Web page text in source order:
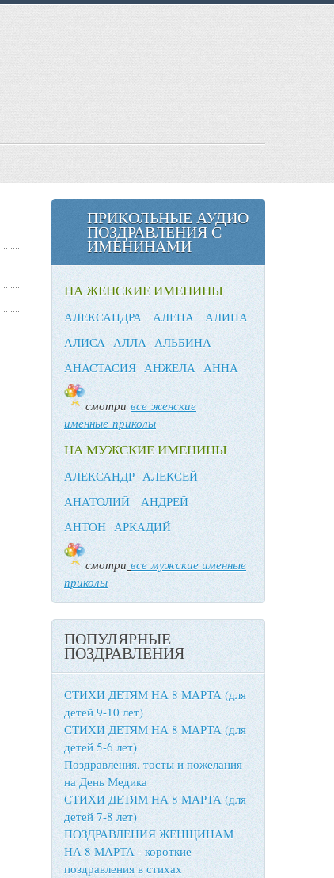
ПРИКОЛЬНЫЕ АУДИО
ПОЗДРАВЛЕНИЯ С
ИМЕНИНАМИ
НА ЖЕНСКИЕ ИМЕНИНЫ
АЛЕКСАНДРА АЛЕНА
АЛИНА
АЛИСА АЛЛА АЛЬБИНА
АНАСТАСИЯ АНЖЕЛА АННА
смотри все женские
именные приколы
НА МУЖСКИЕ ИМЕНИНЫ
АЛЕКСАНДР АЛЕКСЕЙ
АНАТОЛИЙ
АНДРЕЙ
АНТОН АРКАДИЙ
смотри все мужские именные
приколы
ПОПУЛЯРНЫЕ
ПОЗДРАВЛЕНИЯ
СТИХИ ДЕТЯМ НА 8 МАРТА (для
детей 9-10 лет)
СТИХИ ДЕТЯМ НА 8 МАРТА (для
детей 5-6 лет)
Поздравления, тосты и пожелания
на День Медика
СТИХИ ДЕТЯМ НА 8 МАРТА (для
детей 7-8 лет)
ПОЗДРАВЛЕНИЯ ЖЕНЩИНАМ
НА 8 МАРТА - короткие
поздравления в стихах